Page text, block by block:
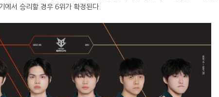
에서 승리할 경우 6위가 확정된다.